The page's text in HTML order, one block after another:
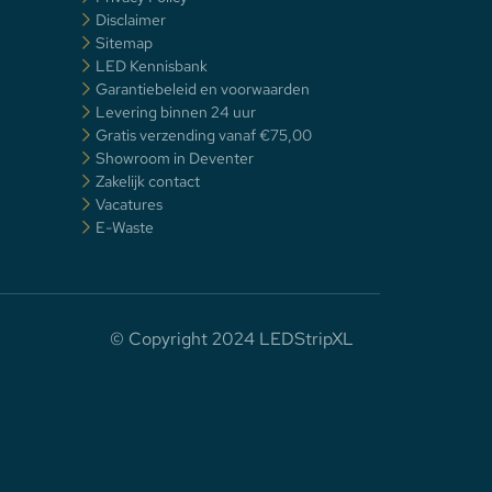
Disclaimer
Sitemap
LED Kennisbank
Garantiebeleid en voorwaarden
Levering binnen 24 uur
Gratis verzending vanaf €75,00
Showroom in Deventer
Zakelijk contact
Vacatures
E-Waste
© Copyright 2024 LEDStripXL